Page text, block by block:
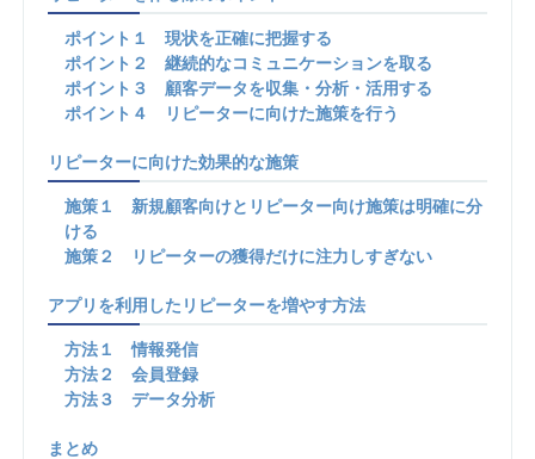
ポイント１ 現状を正確に把握する
ポイント２ 継続的なコミュニケーションを取る
ポイント３ 顧客データを収集・分析・活用する
ポイント４ リピーターに向けた施策を行う
リピーターに向けた効果的な施策
施策１ 新規顧客向けとリピーター向け施策は明確に分
ける
施策２ リピーターの獲得だけに注力しすぎない
アプリを利用したリピーターを増やす方法
方法１ 情報発信
方法２ 会員登録
方法３ データ分析
まとめ